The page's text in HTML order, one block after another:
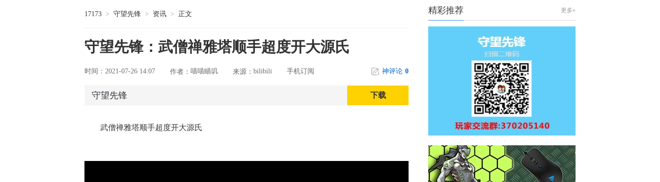
17173 > 守望先锋 > 资讯 > 正文
守望先锋：武僧禅雅塔顺手超度开大源氏
时间：2021-07-26 14:07 作者： 喵喵瞄叽 来源： bilibili 手机订阅 神评论 0
守望先锋
开启玩家测试招募
下载
武僧禅雅塔顺手超度开大源氏
精彩推荐 更多»